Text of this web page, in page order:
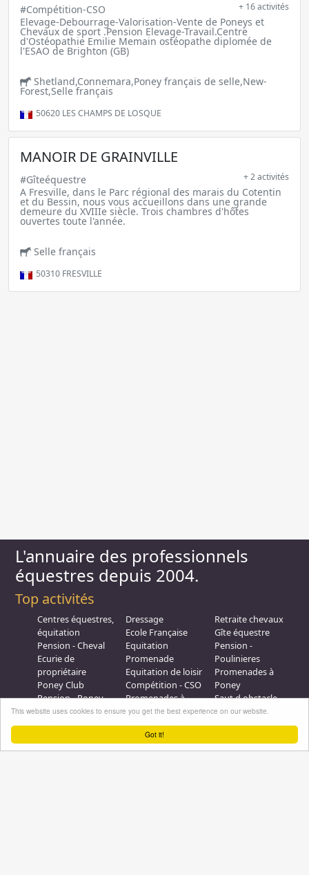
Got it!
This website uses cookies to ensure you get the best experience on our website.
#Compétition-CSO + 16 activités
Elevage-Debourrage-Valorisation-Vente de Poneys et
Chevaux de sport .Pension Elevage-Travail.Centre
d'Ostéopathie Emilie Memain ostéopathe diplomée de
l'ESAO de Brighton (GB)
Shetland,Connemara,Poney français de selle,New-
Forest,Selle français
50620 LES CHAMPS DE LOSQUE
MANOIR DE GRAINVILLE
#Gîteéquestre + 2 activités
A Fresville, dans le Parc régional des marais du Cotentin
et du Bessin, nous vous accueillons dans une grande
demeure du XVIIIe siècle. Trois chambres d'hôtes
ouvertes toute l'année.
Selle français
50310 FRESVILLE
L'annuaire des professionnels
équestres depuis 2004.
Top activités
Centres équestres,
équitation
Pension - Cheval
Ecurie de
propriétaire
Poney Club
Pension - Poney
Débourrage
Elevage
Dressage
Ecole Française
Equitation
Promenade
Equitation de loisir
Compétition - CSO
Promenades à
Cheval
Galops - Equitation
Retraite chevaux
Gîte équestre
Pension -
Poulinieres
Promenades à
Poney
Saut d obstacle
Relais étape
Plus d'infos